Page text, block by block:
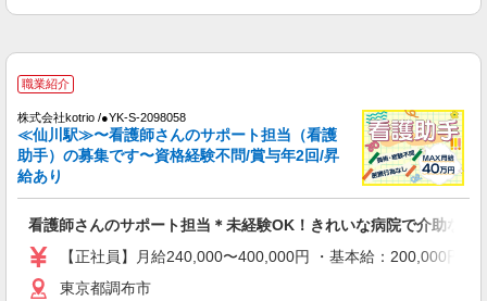
職業紹介
株式会社kotrio /●YK-S-2078168
仙川＊高日収＊高齢者向け住宅の看護師＊パー
時給2400円〜＜交通費全額支給(ガソリン代含
む)＞
調布市 同エリア内で他も紹介可
職業紹介
株式会社kotrio /●YK-S-2098058
≪仙川駅≫〜看護師さんのサポート担当（看護
助手）の募集です〜資格経験不問/賞与年2回/昇
給あり
看護師さんのサポート担当＊未経験OK！きれいな病院で介助など
【正社員】月給240,000〜400,000円 ・基本給：200,000円
東京都調布市